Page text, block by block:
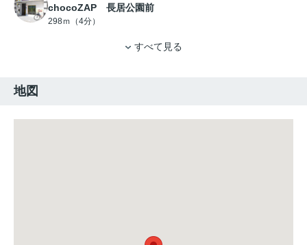
chocoZAP 長居公園前
298ｍ（4分）
すべて見る
地図